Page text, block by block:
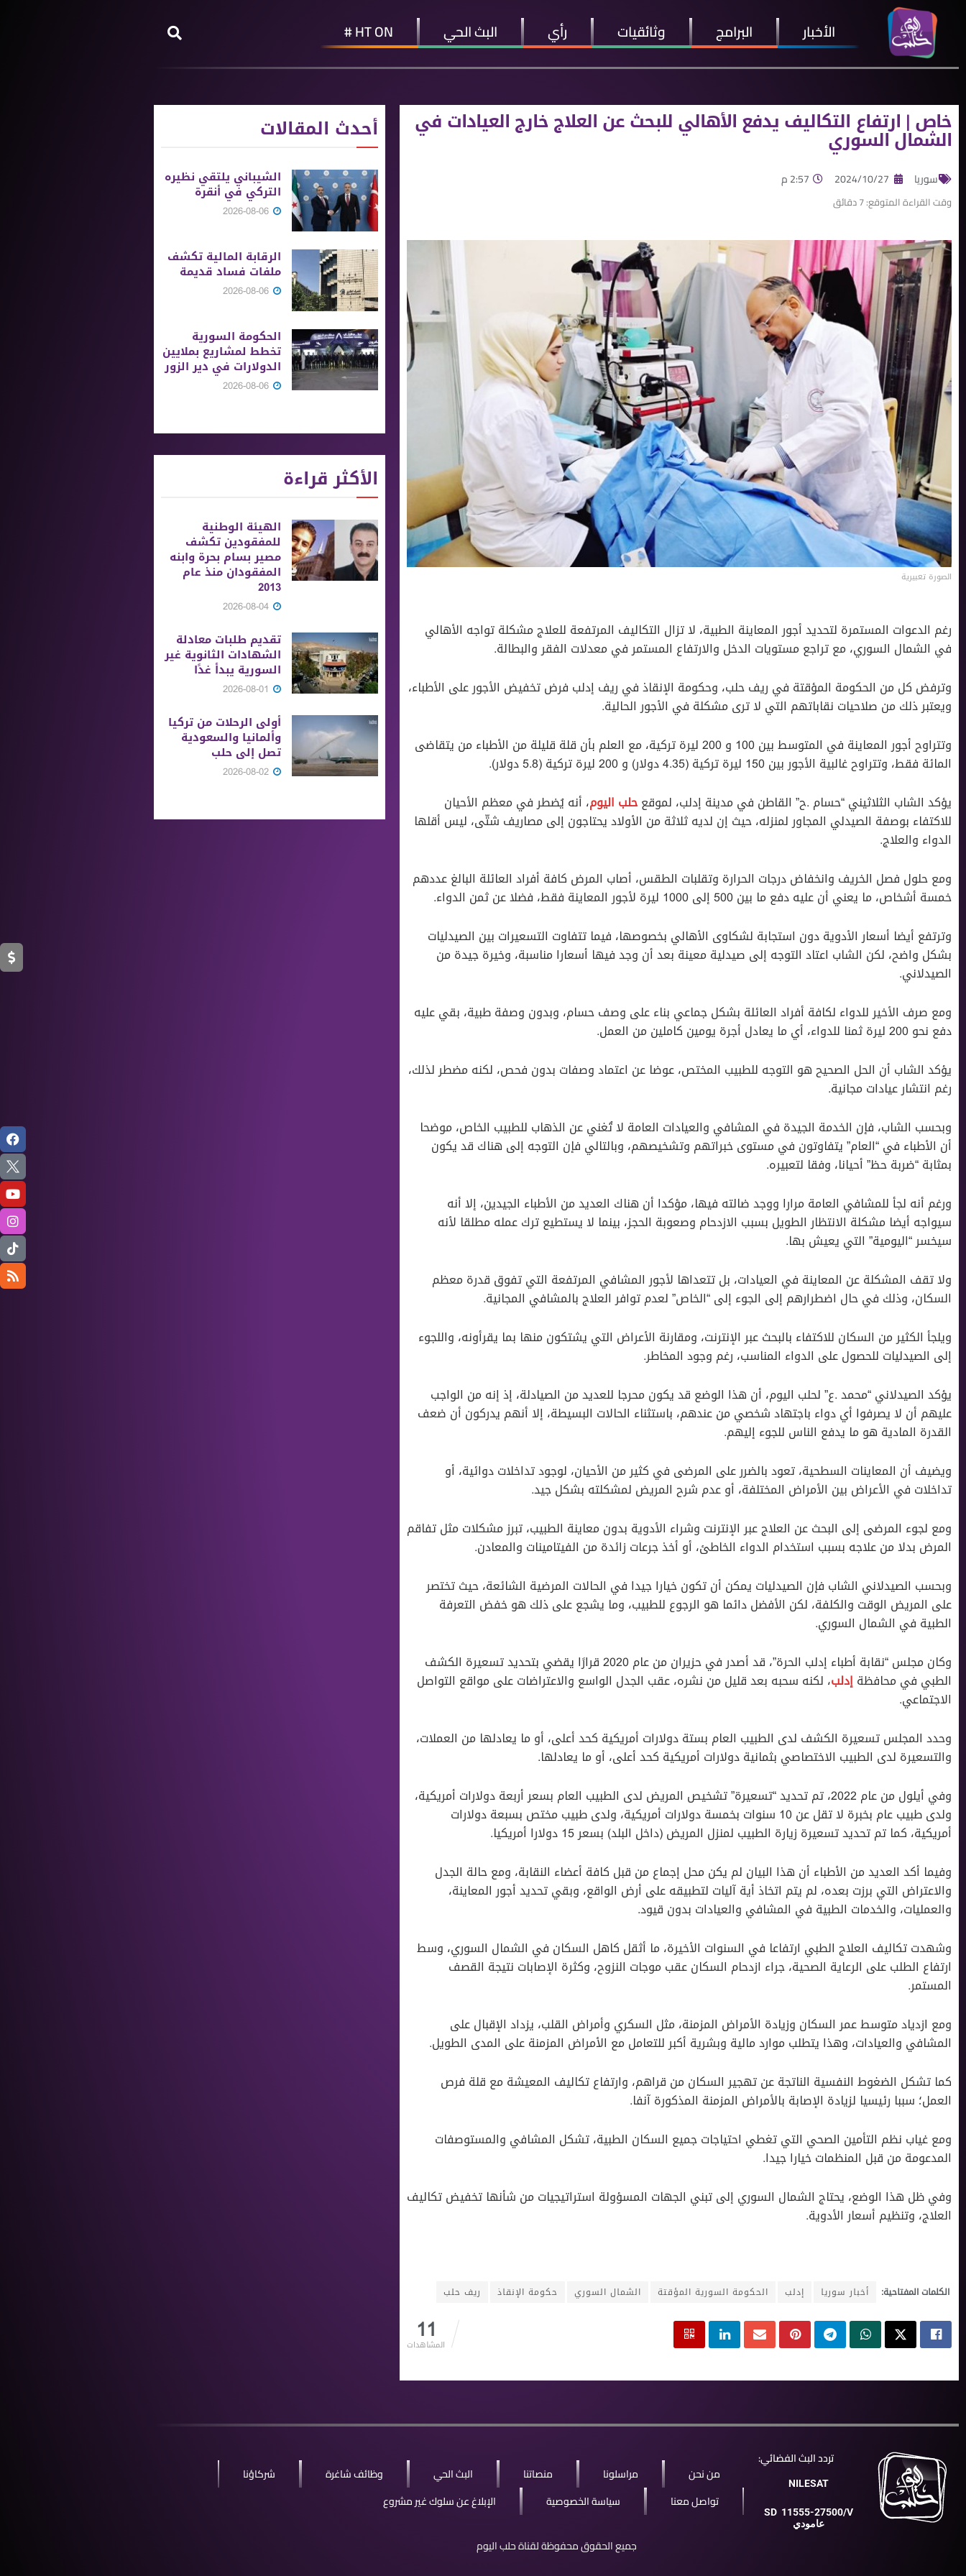
الأخبار البرامج وثائقيات رأي البث الحي HT ON #
خاص | ارتفاع التكاليف يدفع الأهالي للبحث عن العلاج خارج العيادات في
الشمال السوري
سوريا 2024/10/27 2:57 م
وقت القراءة المتوقع:7دقائق
الصورة تعبيرية
رغم الدعوات المستمرة لتحديد أجور المعاينة الطبية، لا تزال التكاليف المرتفعة للعلاج مشكلة تواجه الأهالي
في الشمال السوري، مع تراجع مستويات الدخل والارتفاع المستمر في معدلات الفقر والبطالة.
وترفض كل من الحكومة المؤقتة في ريف حلب، وحكومة الإنقاذ في ريف إدلب فرض تخفيض الأجور على الأطباء،
ويعتبر ذلك من صلاحيات نقاباتهم التي لا ترى مشكلة في الأجور الحالية.
وتتراوح أجور المعاينة في المتوسط بين 100 و 200 ليرة تركية، مع العلم بأن قلة قليلة من الأطباء من يتقاضى
المائة فقط، وتتراوح غالبية الأجور بين 150 ليرة تركية (4.35 دولار) و 200 ليرة تركية (5.8 دولار).
يؤكد الشاب الثلاثيني “حسام .ح” القاطن في مدينة إدلب، لموقعحلب اليوم، أنه يُضطر في معظم الأحيان
للاكتفاء بوصفة الصيدلي المجاور لمنزله، حيث إن لديه ثلاثة من الأولاد يحتاجون إلى مصاريف شتّى، ليس أقلها
الدواء والعلاج.
ومع حلول فصل الخريف وانخفاض درجات الحرارة وتقلبات الطقس، أصاب المرض كافة أفراد العائلة البالغ عددهم
خمسة أشخاص، ما يعني أن عليه دفع ما بين 500 إلى 1000 ليرة لأجور المعاينة فقط، فضلا عن ثمن الدواء.
وترتفع أيضا أسعار الأدوية دون استجابة لشكاوى الأهالي بخصوصها، فيما تتفاوت التسعيرات بين الصيدليات
بشكل واضح، لكن الشاب اعتاد التوجه إلى صيدلية معينة بعد أن وجد فيها أسعارا مناسبة، وخيرة جيدة من
الصيدلاني.
ومع صرف الأخير للدواء لكافة أفراد العائلة بشكل جماعي بناء على وصف حسام، وبدون وصفة طبية، بقي عليه
دفع نحو 200 ليرة ثمنا للدواء، أي ما يعادل أجرة يومين كاملين من العمل.
يؤكد الشاب أن الحل الصحيح هو التوجه للطبيب المختص، عوضا عن اعتماد وصفات بدون فحص، لكنه مضطر لذلك،
رغم انتشار عيادات مجانية.
وبحسب الشاب، فإن الخدمة الجيدة في المشافي والعيادات العامة لا تُغني عن الذهاب للطبيب الخاص، موضحا
أن الأطباء في “العام” يتفاوتون في مستوى خبراتهم وتشخيصهم، وبالتالي فإن التوجه إلى هناك قد يكون
بمثابة “ضربة حظ” أحيانا، وفقا لتعبيره.
ورغم أنه لجأ للمشافي العامة مرارا ووجد ضالته فيها، مؤكدا أن هناك العديد من الأطباء الجيدين، إلا أنه
سيواجه أيضا مشكلة الانتظار الطويل بسبب الازدحام وصعوبة الحجز، بينما لا يستطيع ترك عمله مطلقا لأنه
سيخسر “اليومية” التي يعيش بها.
ولا تقف المشكلة عن المعاينة في العيادات، بل تتعداها لأجور المشافي المرتفعة التي تفوق قدرة معظم
السكان، وذلك في حال اضطرارهم إلى الجوء إلى “الخاص” لعدم توافر العلاج بالمشافي المجانية.
ويلجأ الكثير من السكان للاكتفاء بالبحث عبر الإنترنت، ومقارنة الأعراض التي يشتكون منها بما يقرأونه، واللجوء
إلى الصيدليات للحصول على الدواء المناسب، رغم وجود المخاطر.
يؤكد الصيدلاني “محمد .ع” لحلب اليوم، أن هذا الوضع قد يكون محرجا للعديد من الصيادلة، إذ إنه من الواجب
عليهم أن لا يصرفوا أي دواء باجتهاد شخصي من عندهم، باستثناء الحالات البسيطة، إلا أنهم يدركون أن ضعف
القدرة المادية هو ما يدفع الناس للجوء إليهم.
ويضيف أن المعاينات السطحية، تعود بالضرر على المرضى في كثير من الأحيان، لوجود تداخلات دوائية، أو
تداخلات في الأعراض بين الأمراض المختلفة، أو عدم شرح المريض لمشكلته بشكل جيد.
ومع لجوء المرضى إلى البحث عن العلاج عبر الإنترنت وشراء الأدوية بدون معاينة الطبيب، تبرز مشكلات مثل تفاقم
المرض بدلا من علاجه بسبب استخدام الدواء الخاطئ، أو أخذ جرعات زائدة من الفيتامينات والمعادن.
وبحسب الصيدلاني الشاب فإن الصيدليات يمكن أن تكون خيارا جيدا في الحالات المرضية الشائعة، حيث تختصر
على المريض الوقت والكلفة، لكن الأفضل دائما هو الرجوع للطبيب، وما يشجع على ذلك هو خفض التعرفة
الطبية في الشمال السوري.
وكان مجلس “نقابة أطباء إدلب الحرة”، قد أصدر في حزيران من عام 2020 قرارًا يقضي بتحديد تسعيرة الكشف
الطبي في محافظةإدلب، لكنه سحبه بعد قليل من نشره، عقب الجدل الواسع والاعتراضات على مواقع التواصل
الاجتماعي.
وحدد المجلس تسعيرة الكشف لدى الطبيب العام بستة دولارات أمريكية كحد أعلى، أو ما يعادلها من العملات،
والتسعيرة لدى الطبيب الاختصاصي بثمانية دولارات أمريكية كحد أعلى، أو ما يعادلها.
وفي أيلول من عام 2022، تم تحديد “تسعيرة” تشخيص المريض لدى الطبيب العام بسعر أربعة دولارات أمريكية،
ولدى طبيب عام بخبرة لا تقل عن 10 سنوات بخمسة دولارات أمريكية، ولدى طبيب مختص بسبعة دولارات
أمريكية، كما تم تحديد تسعيرة زيارة الطبيب لمنزل المريض (داخل البلد) بسعر 15 دولارا أمريكيا.
وفيما أكد العديد من الأطباء أن هذا البيان لم يكن محل إجماع من قبل كافة أعضاء النقابة، ومع حالة الجدل
والاعتراض التي برزت بعده، لم يتم اتخاذ أية آليات لتطبيقه على أرض الواقع، وبقي تحديد أجور المعاينة،
والعمليات، والخدمات الطبية في المشافي والعيادات بدون قيود.
وشهدت تكاليف العلاج الطبي ارتفاعا في السنوات الأخيرة، ما أثقل كاهل السكان في الشمال السوري، وسط
ارتفاع الطلب على الرعاية الصحية، جراء ازدحام السكان عقب موجات النزوح، وكثرة الإصابات نتيجة القصف
المستمر.
ومع ازدياد متوسط عمر السكان وزيادة الأمراض المزمنة، مثل السكري وأمراض القلب، يزداد الإقبال على
المشافي والعيادات، وهذا يتطلب موارد مالية وبشرية أكبر للتعامل مع الأمراض المزمنة على المدى الطويل.
كما تشكل الضغوط النفسية الناتجة عن تهجير السكان من قراهم، وارتفاع تكاليف المعيشة مع قلة فرص
العمل؛ سببا رئيسيا لزيادة الإصابة بالأمراض المزمنة المذكورة آنفا.
ومع غياب نظم التأمين الصحي التي تغطي احتياجات جميع السكان الطبية، تشكل المشافي والمستوصفات
المدعومة من قبل المنظمات خيارا جيدا.
وفي ظل هذا الوضع، يحتاج الشمال السوري إلى تبني الجهات المسؤولة استراتيجيات من شأنها تخفيض تكاليف
العلاج، وتنظيم أسعار الأدوية.
الكلمات المفتاحية: أخبار سوريا إدلب الحكومة السورية المؤقتة الشمال السوري حكومة الإنقاذ ريف حلب
11
المشاهدات
أحدث المقالات
الشيباني يلتقي نظيره
التركي في أنقرة
الرقابة المالية تكشف
ملفات فساد قديمة
الحكومة السورية
تخطط لمشاريع بملايين
الدولارات في دير الزور
الأكثر قراءة
الهيئة الوطنية
للمفقودين تكشف
مصير بسام بحرة وابنه
المفقودان منذ عام
2013
تقديم طلبات معادلة
الشهادات الثانوية ‏غير
السورية يبدأ غدًا
أولى الرحلات من ‏تركيا
وألمانيا والسعودية
تصل إلى حلب
تردد البث الفضائي:
NILESAT
SD 11555-27500/V
عامودي
من نحن مراسلونا منصاتنا البث الحي وظائف شاغرة
شركاؤنا
تواصل معنا
سياسة الخصوصية الإبلاغ عن سلوك غير مشروع
جميع الحقوق محفوظة لقناة حلب اليوم